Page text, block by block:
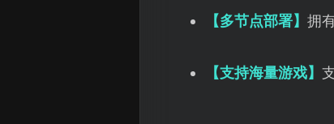
【多节点部署】 拥
【支持海量游戏】